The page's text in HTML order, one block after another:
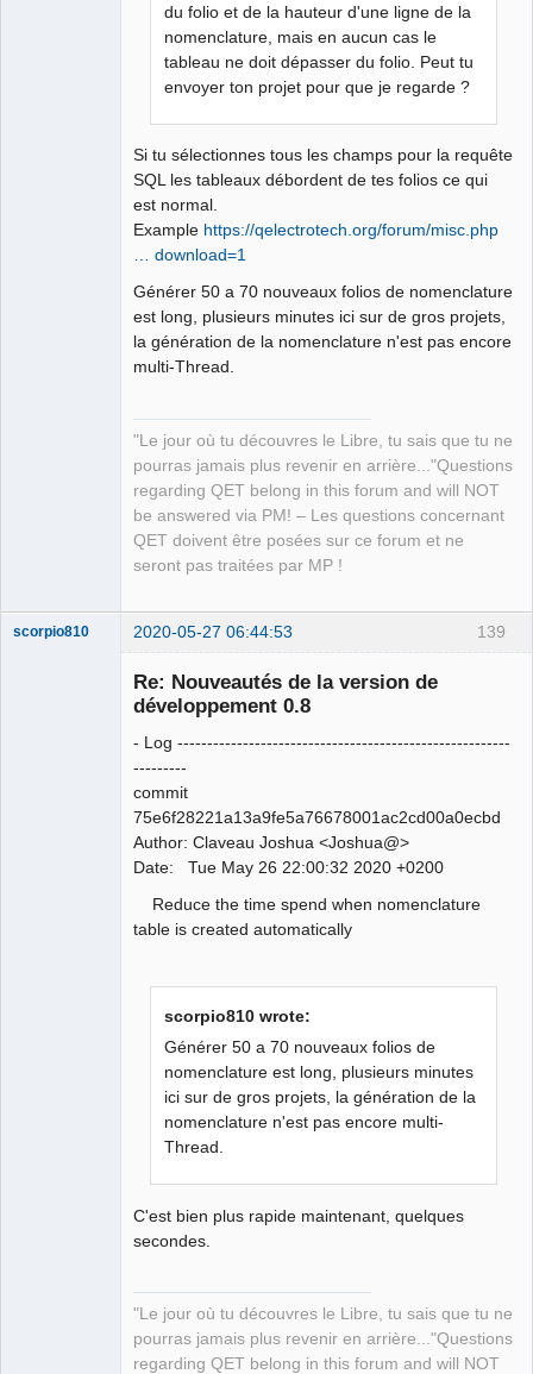
du folio et de la hauteur d'une ligne de la
nomenclature, mais en aucun cas le
tableau ne doit dépasser du folio. Peut tu
envoyer ton projet pour que je regarde ?
Si tu sélectionnes tous les champs pour la requête
SQL les tableaux débordent de tes folios ce qui
est normal.
Example https://qelectrotech.org/forum/misc.php
… download=1
Générer 50 a 70 nouveaux folios de nomenclature
est long, plusieurs minutes ici sur de gros projets,
la génération de la nomenclature n'est pas encore
multi-Thread.
"Le jour où tu découvres le Libre, tu sais que tu ne
pourras jamais plus revenir en arrière..."Questions
regarding QET belong in this forum and will NOT
be answered via PM! – Les questions concernant
QET doivent être posées sur ce forum et ne
seront pas traitées par MP !
139
scorpio810 2020-05-27 06:44:53
Re: Nouveautés de la version de
développement 0.8
- Log --------------------------------------------------------
---------
commit
75e6f28221a13a9fe5a76678001ac2cd00a0ecbd
Author: Claveau Joshua <Joshua@>
Date: Tue May 26 22:00:32 2020 +0200
Reduce the time spend when nomenclature
table is created automatically
scorpio810 wrote:
Générer 50 a 70 nouveaux folios de
nomenclature est long, plusieurs minutes
ici sur de gros projets, la génération de la
nomenclature n'est pas encore multi-
Thread.
C'est bien plus rapide maintenant, quelques
secondes.
"Le jour où tu découvres le Libre, tu sais que tu ne
pourras jamais plus revenir en arrière..."Questions
regarding QET belong in this forum and will NOT